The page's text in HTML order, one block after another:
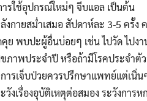
รใช้อุปกรณ์ใหม่ๆ จีบแอล เป็นต้น
งกายสม่ำเสมอ สัปดาห์ละ 3-5 ครั้ง
ย พบปะผู้อื่นบ่อยๆ เช่น ไปวัด ไปงา
ภาพประจำปี หรือถ้ามีโรคประจำตั
ารเจ็บป่วยควรปรึกษาแพทย์แต่เนิ่น
วังเรื่องอุบัติเหตุต่อสมอง ระวังการ